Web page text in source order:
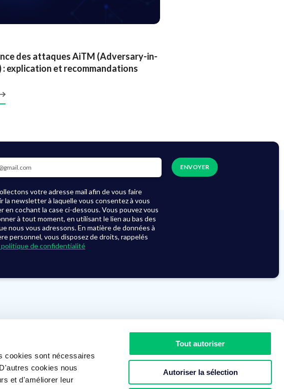
cookies sont nécessaires
cookies nous
et d'améliorer leur
Tout autoriser
Autoriser la sélection
des attaques AiTM (Adversary-in-
explication et recommandations
votre adresse mail afin de vous faire
la newsletter à laquelle vous consentez à vous
en cochant la case ci-dessous. Vous pouvez vous
à tout moment, en utilisant le lien au bas des
nous vous adressons. En matière de données à
personnel, vous disposez de droits, rappelés
politique de confidentialité
Démarche RSE
Nos partenaires
Télécharger Splashtop